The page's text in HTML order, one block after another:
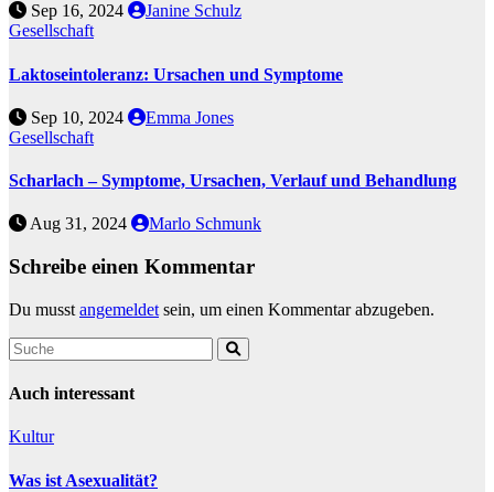
Sep 16, 2024
Janine Schulz
Gesellschaft
Laktoseintoleranz: Ursachen und Symptome
Sep 10, 2024
Emma Jones
Gesellschaft
Scharlach – Symptome, Ursachen, Verlauf und Behandlung
Aug 31, 2024 Marlo Schmunk
Schreibe einen Kommentar
Du musst angemeldet sein, um einen Kommentar abzugeben.
Auch interessant
Kultur
Was ist Asexualität?